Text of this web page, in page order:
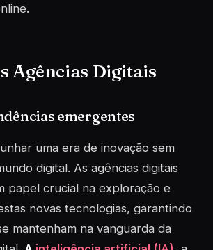
Agências Digitais
emergentes
uma era de inovação sem
digital. As agências digitais
papel crucial na exploração e
novas tecnologias, garantindo
mantenham na vanguarda da